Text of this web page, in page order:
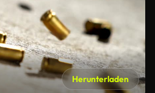
Herunterladen